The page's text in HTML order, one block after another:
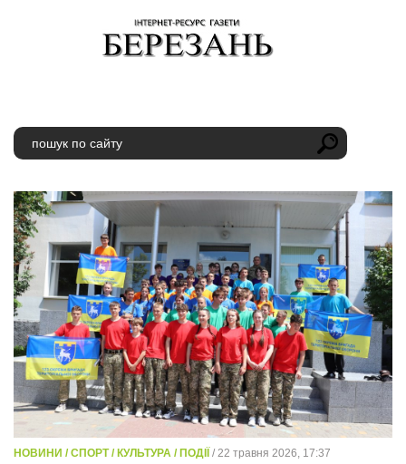
НОВИНИ / СПОРТ / КУЛЬТУРА / ПОДІЇ / 22 травня 2026, 17:37